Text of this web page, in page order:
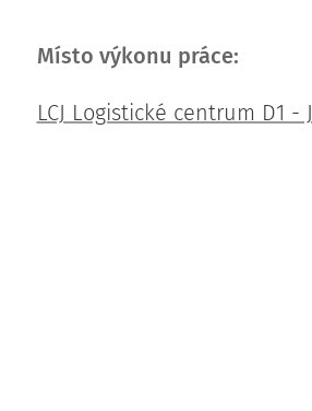
Místo výkonu práce:
LCJ Logistické centrum D1